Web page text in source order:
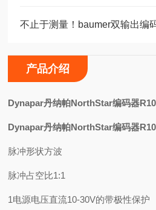
产品介绍
Dynapar丹纳帕NorthStar编码器
Dynapar丹纳帕NorthStar编码器
脉冲形状方波
脉冲占空比1:1
1电源电压直流10-30V的带极性保护